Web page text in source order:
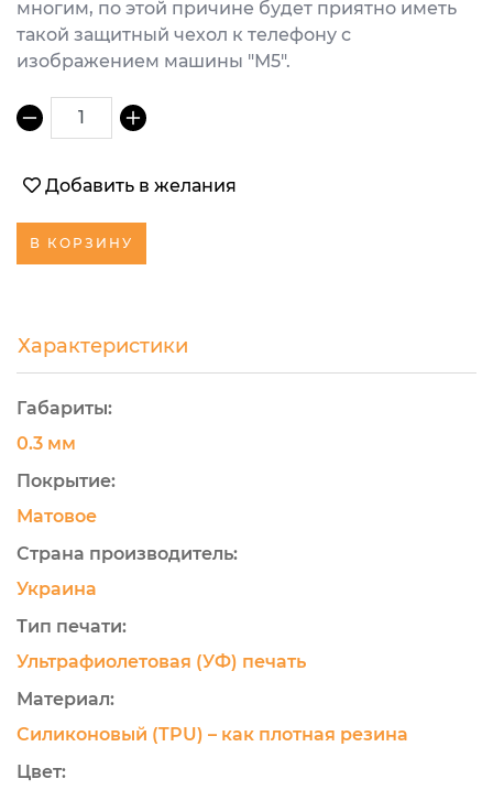
многим, по этой причине будет приятно иметь
такой защитный чехол к телефону с
изображением машины "М5".
1
Добавить в желания
В КОРЗИНУ
Характеристики
Габариты:
0.3 мм
Покрытие:
Матовое
Страна производитель:
Украина
Тип печати:
Ультрафиолетовая (УФ) печать
Материал:
Силиконовый (TPU) – как плотная резина
Цвет: